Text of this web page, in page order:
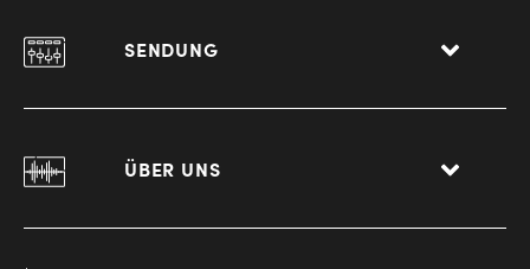
SENDUNG
ÜBER UNS